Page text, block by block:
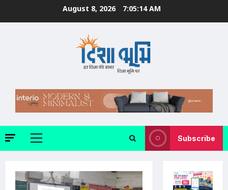
August 8, 2026 7:05:16 AM
Primary
Subscribe